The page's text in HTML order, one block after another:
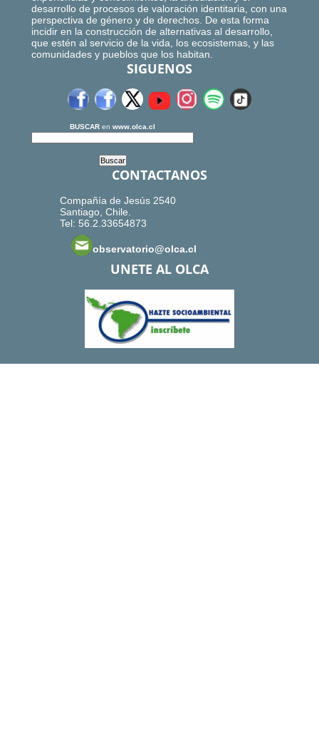
desarrollo de procesos de valoración identitaria, con una
perspectiva de género y de derechos. De esta forma
incidir en la construcción de alternativas al desarrollo,
que estén al servicio de la vida, los ecosistemas, y las
comunidades y pueblos que los habitan.
SIGUENOS
BUSCAR en www.olca.cl
CONTACTANOS
Compañía de Jesús 2540
Santiago, Chile.
Tel: 56.2.33654873
observatorio@olca.cl
UNETE AL OLCA